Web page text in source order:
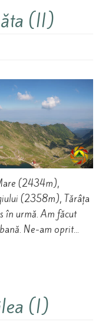
(II)
(2434m),
(2358m), Tărâța
urmă. Am făcut
Ne-am oprit…
(I)